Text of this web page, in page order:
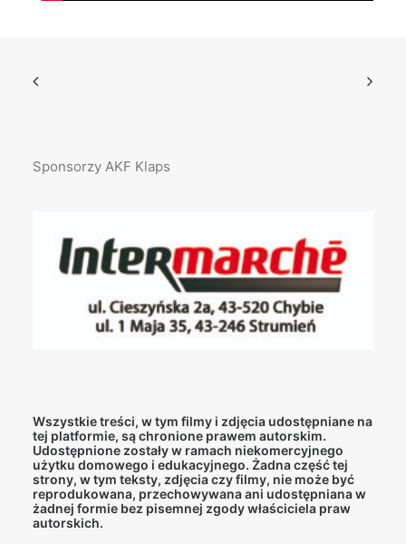
Sponsorzy AKF Klaps
Wszystkie treści, w tym filmy i zdjęcia udostępniane na
tej platformie, są chronione prawem autorskim.
Udostępnione zostały w ramach niekomercyjnego
użytku domowego i edukacyjnego. Żadna część tej
strony, w tym teksty, zdjęcia czy filmy, nie może być
reprodukowana, przechowywana ani udostępniana w
żadnej formie bez pisemnej zgody właściciela praw
autorskich.